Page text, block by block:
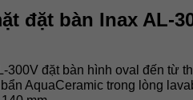
đặt bàn Inax AL-
300V đặt bàn hình oval đến từ
AquaCeramic trong lòng